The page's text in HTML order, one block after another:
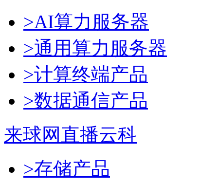
>AI算力服务器
>通用算力服务器
>计算终端产品
>数据通信产品
来球网直播云科
>存储产品